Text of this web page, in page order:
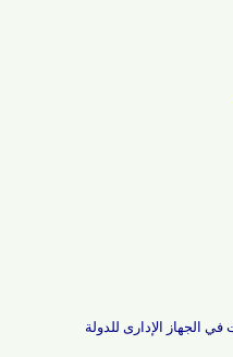
الإدارى للدولة